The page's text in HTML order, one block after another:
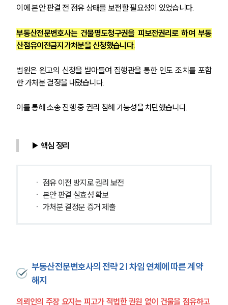
이에 본안 판결 전 점유 상태를 보전할 필요성이 있었습니다.
부동산전문변호사는 건물명도청구권을 피보전권리로 하여 부동
산점유이전금지가처분을 신청했습니다.
법원은 원고의 신청을 받아들여 집행관을 통한 인도 조치를 포함
한 가처분 결정을 내렸습니다.
이를 통해 소송 진행 중 권리 침해 가능성을 차단했습니다.
▶ 핵심 정리
ㆍ 점유 이전 방지로 권리 보전
ㆍ 본안 판결 실효성 확보
ㆍ 가처분 결정문 증거 제출
부동산전문변호사의 전략 2 | 차임 연체에 따른 계약
해지
의뢰인의 주장 요지는 피고가 적법한 권원 없이 건물을 점유하고